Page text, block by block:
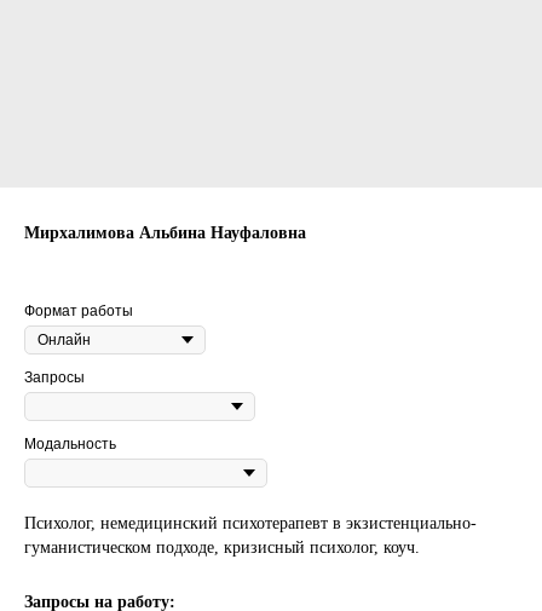
Мирхалимова Альбина Науфаловна
Формат работы
Запросы
Модальность
Психолог, немедицинский психотерапевт в экзистенциально-
гуманистическом подходе, кризисный психолог, коуч.
Запросы на работу: